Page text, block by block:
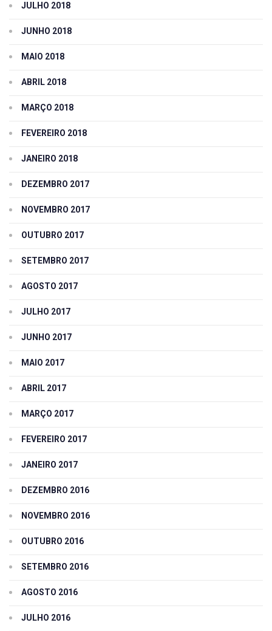
JULHO 2018
JUNHO 2018
MAIO 2018
ABRIL 2018
MARÇO 2018
FEVEREIRO 2018
JANEIRO 2018
DEZEMBRO 2017
NOVEMBRO 2017
OUTUBRO 2017
SETEMBRO 2017
AGOSTO 2017
JULHO 2017
JUNHO 2017
MAIO 2017
ABRIL 2017
MARÇO 2017
FEVEREIRO 2017
JANEIRO 2017
DEZEMBRO 2016
NOVEMBRO 2016
OUTUBRO 2016
SETEMBRO 2016
AGOSTO 2016
JULHO 2016